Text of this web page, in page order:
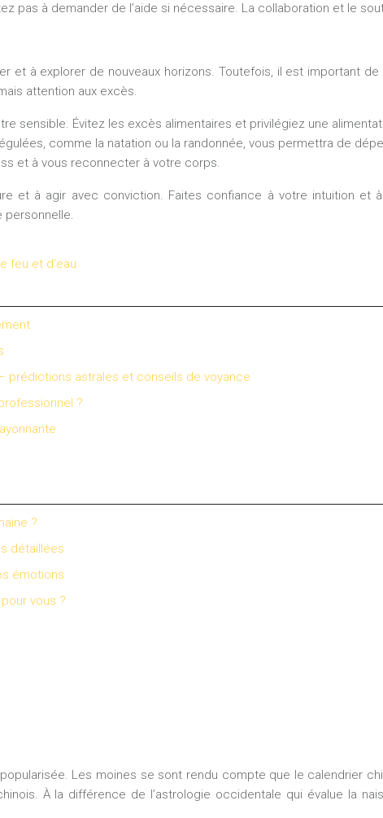
pas à demander de l’aide si nécessaire. La collaboration et le
et à explorer de nouveaux horizons. Toutefois, il est important
attention aux excès.
sensible. Évitez les excès alimentaires et privilégiez une
comme la natation ou la randonnée, vous permettra de
et à vous reconnecter à votre corps.
et à agir avec conviction. Faites confiance à votre intuition
feu et d’eau
prédictions astrales et conseils de voyance
?
?
détaillées
émotions
vous ?
Les moines se sont rendu compte que le calendrier
À la différence de l’astrologie occidentale qui évalue la